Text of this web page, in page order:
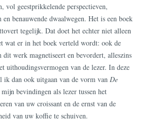
vol geestprikkelende perspectieven,
en benauwende dwaalwegen. Het is een boek
tegelijk. Dat doet het echter niet alleen
wat er in het boek verteld wordt: ook de
werk magnetiseert en bevordert, alleszins
uithoudingsvermogen van de lezer. In deze
dan ook uitgaan van de vorm van De
bevindingen als lezer tussen het
van uw croissant en de ernst van de
van uw koffie te schuiven.